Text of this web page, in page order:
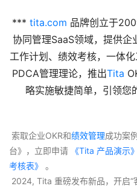
*** tita.com 品牌创立于
协同管理SaaS领域，提供企
工作计划、绩效考核，一体
PDCA管理理论，推出Tita
略实施敏捷简单，引领
索取企业OKR和绩效管理成功案
台》，立即申请 《Tita 产品演示》
考核表》
。